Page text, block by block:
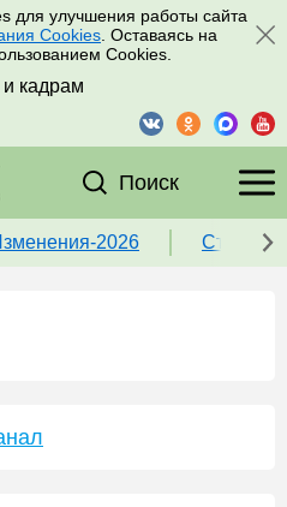
для улучшения работы сайта
Cookies . Оставаясь на
Cookies.
и кадрам
Поиск
2026 Ставка